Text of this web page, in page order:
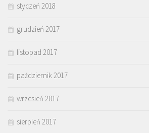
styczeń 2018
grudzień 2017
listopad 2017
październik 2017
wrzesień 2017
sierpień 2017